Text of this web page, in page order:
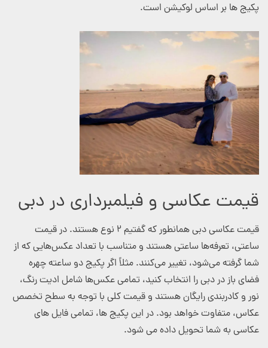
پکیج ها بر اساس لوکیشن است.
قیمت عکاسی و فیلمبرداری در دبی
قیمت عکاسی دبی همانطور که گفتیم ۲ نوع هستند. در قیمت
ساعتی، تعرفه‌ها ساعتی هستند و متناسب با تعداد عکس‌هایی که از
شما گرفته می‌شود، تغییر می‌کنند. مثلاً اگر پکیج دو ساعته چهره
فضای باز در دبی را انتخاب کنید، تمامی عکس‌ها شامل ادیت رنگ،
نور و کادربندی رایگان هستند و قیمت کلی با توجه به سطح تخصص
عکاس، متفاوت خواهد بود. در این پکیج ها، تمامی فایل های
عکاسی به شما تحویل داده می شود.